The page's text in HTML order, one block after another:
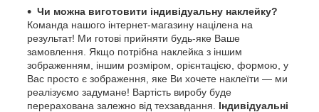
Чи можна виготовити індивідуальну наклейку?
Команда нашого інтернет-магазину націлена на
результат! Ми готові прийняти будь-яке Ваше
замовлення. Якщо потрібна наклейка з іншим
зображенням, іншим розміром, орієнтацією, формою, у
Вас просто є зображення, яке Ви хочете наклеїти — ми
реалізуємо задумане! Вартість виробу буде
перерахована залежно від техзавдання. Індивідуальні